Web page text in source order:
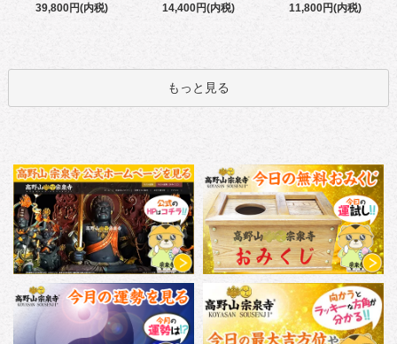
39,800円(内税)
14,400円(内税)
11,800円(内税)
もっと見る